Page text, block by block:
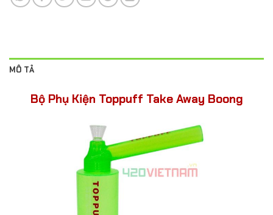
MÔ TẢ
Bộ Phụ Kiện Toppuff Take Away Boong